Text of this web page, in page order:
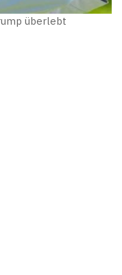
überlebt